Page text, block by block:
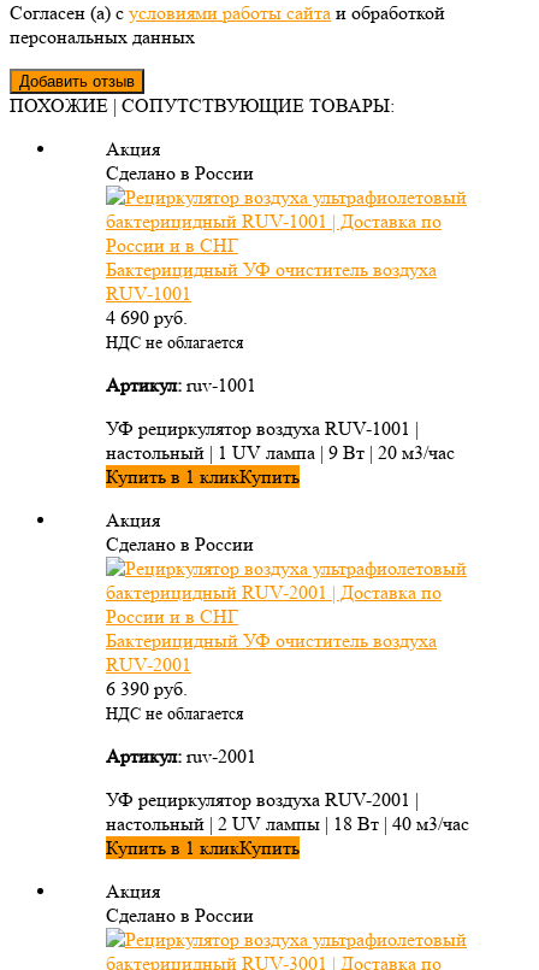
Согласен (а) с условиями работы сайта и обработкой
персональных данных
ПОХОЖИЕ | СОПУТСТВУЮЩИЕ ТОВАРЫ:
Акция
Сделано в России
Бактерицидный УФ очиститель воздуха
RUV-1001
4 690 руб.
НДС не облагается
Артикул: ruv-1001
УФ рециркулятор воздуха RUV-1001 |
настольный | 1 UV лампа | 9 Вт | 20 м3/час
Купить в 1 кликКупить
Акция
Сделано в России
Бактерицидный УФ очиститель воздуха
RUV-2001
6 390 руб.
НДС не облагается
Артикул: ruv-2001
УФ рециркулятор воздуха RUV-2001 |
настольный | 2 UV лампы | 18 Вт | 40 м3/час
Купить в 1 кликКупить
Акция
Сделано в России